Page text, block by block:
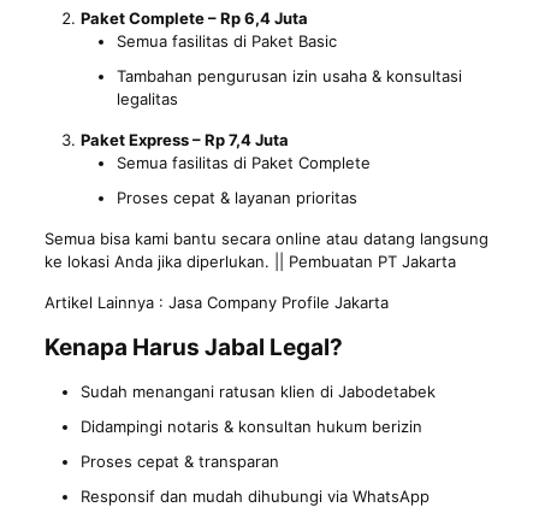
Paket Complete – Rp 6,4 Juta
Semua fasilitas di Paket Basic
Tambahan pengurusan izin usaha & konsultasi
legalitas
Paket Express – Rp 7,4 Juta
Semua fasilitas di Paket Complete
Proses cepat & layanan prioritas
Semua bisa kami bantu secara online atau datang langsung
ke lokasi Anda jika diperlukan. || Pembuatan PT Jakarta
Artikel Lainnya : Jasa Company Profile Jakarta
Kenapa Harus Jabal Legal?
Sudah menangani ratusan klien di Jabodetabek
Didampingi notaris & konsultan hukum berizin
Proses cepat & transparan
Responsif dan mudah dihubungi via WhatsApp